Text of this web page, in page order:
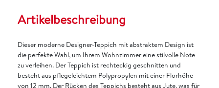
Artikelbeschreibung
Dieser moderne Designer-Teppich mit abstraktem Design ist
die perfekte Wahl, um Ihrem Wohnzimmer eine stilvolle Note
zu verleihen. Der Teppich ist rechteckig geschnitten und
besteht aus pflegeleichtem Polypropylen mit einer Florhöhe
von 12 mm. Der Rücken des Teppichs besteht aus Jute, was für